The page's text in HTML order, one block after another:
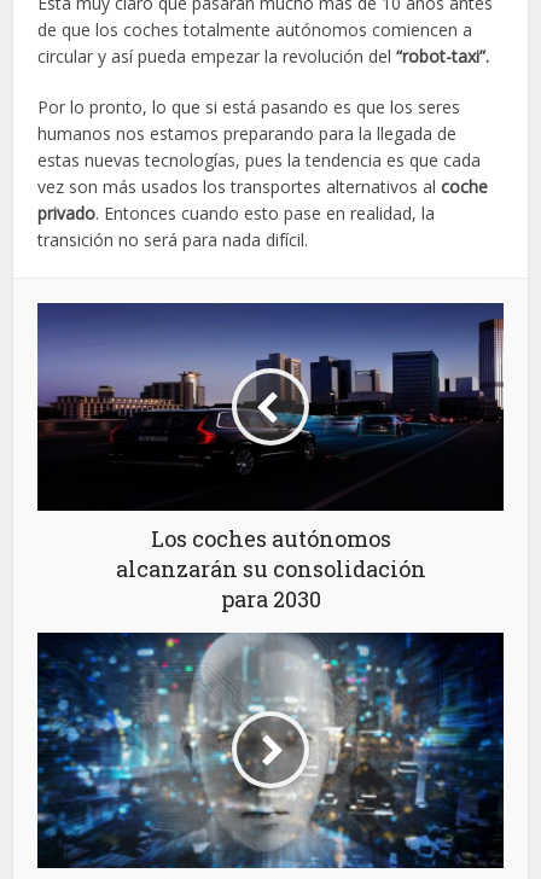
de que los coches totalmente autónomos comiencen a
circular y así pueda empezar la revolución del“robot-taxi”.
Por lo pronto, lo que si está pasando es que los seres
humanos nos estamos preparando para la llegada de
estas nuevas tecnologías, pues la tendencia es que cada
vez son más usados los transportes alternativos alcoche
privado. Entonces cuando esto pase en realidad, la
transición no será para nada difícil.
Los coches autónomos
alcanzarán su consolidación
para 2030